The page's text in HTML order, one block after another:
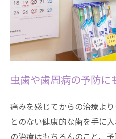
虫歯や歯周病の予防に
痛みを感じてからの治療よ
とのない健康的な歯を手に
の治療はもちろんのこと、